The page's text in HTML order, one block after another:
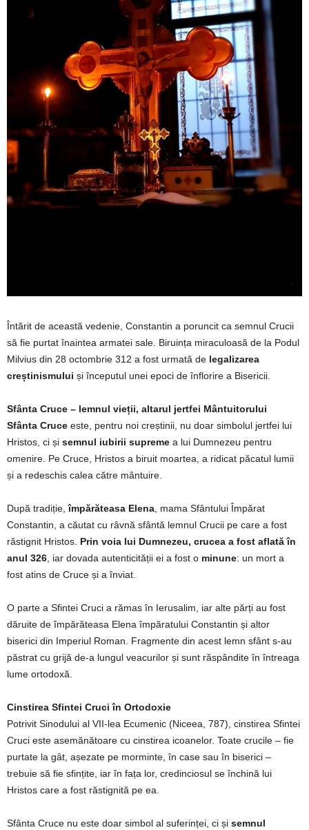
Întărit de această vedenie, Constantin a poruncit ca semnul Crucii
să fie purtat înaintea armatei sale. Biruința miraculoasă de la Podul
Milvius din 28 octombrie 312 a fost urmată de legalizarea
creștinismului și începutul unei epoci de înflorire a Bisericii.
Sfânta Cruce – lemnul vieții, altarul jertfei Mântuitorului
Sfânta Cruce este, pentru noi creștinii, nu doar simbolul jertfei lui
Hristos, ci și semnul iubirii supreme a lui Dumnezeu pentru
omenire. Pe Cruce, Hristos a biruit moartea, a ridicat păcatul lumii
și a redeschis calea către mântuire.
După tradiție,împărăteasa Elena , mama Sfântului Împărat
Constantin, a căutat cu râvnă sfântă lemnul Crucii pe care a fost
răstignit Hristos. Prin voia lui Dumnezeu, crucea a fost aflată în
anul 326 , iar dovada autenticității ei a fost o minune: un mort a
fost atins de Cruce și a înviat.
O parte a Sfintei Cruci a rămas în Ierusalim, iar alte părți au fost
dăruite de împărăteasa Elena împăratului Constantin și altor
biserici din Imperiul Roman. Fragmente din acest lemn sfânt s-au
păstrat cu grijă de-a lungul veacurilor și sunt răspândite în întreaga
lume ortodoxă.
Cinstirea Sfintei Cruci în Ortodoxie
Potrivit Sinodului al VII-lea Ecumenic (Niceea, 787), cinstirea Sfintei
Cruci este asemănătoare cu cinstirea icoanelor. Toate crucile – fie
purtate la gât, așezate pe morminte, în case sau în biserici –
trebuie să fie sfințite, iar în fața lor, credinciosul se închină lui
Hristos care a fost răstignită pe ea.
Sfânta Cruce nu este doar simbol al suferinței, ci și semnul